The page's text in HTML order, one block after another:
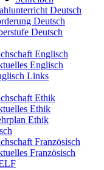
Deutsch
Deutsch
Deutsch
Englisch
Englisch
Links
Ethik
Ethik
Ethik
Französisch
Französisch